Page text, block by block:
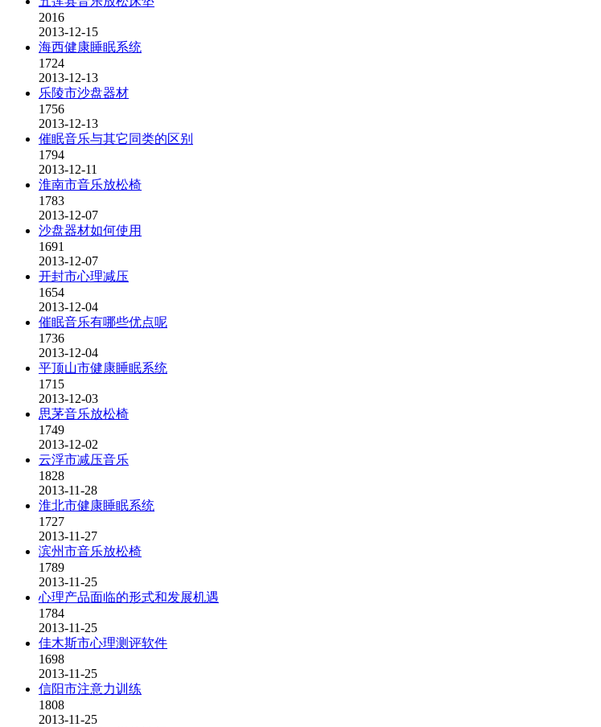
2016
2013-12-15
海西健康睡眠系统
1724
2013-12-13
乐陵市沙盘器材
1756
2013-12-13
催眠音乐与其它同类的区别
1794
2013-12-11
淮南市音乐放松椅
1783
2013-12-07
沙盘器材如何使用
1691
2013-12-07
开封市心理减压
1654
2013-12-04
催眠音乐有哪些优点呢
1736
2013-12-04
平顶山市健康睡眠系统
1715
2013-12-03
思茅音乐放松椅
1749
2013-12-02
云浮市减压音乐
1828
2013-11-28
淮北市健康睡眠系统
1727
2013-11-27
滨州市音乐放松椅
1789
2013-11-25
心理产品面临的形式和发展机遇
1784
2013-11-25
佳木斯市心理测评软件
1698
2013-11-25
信阳市注意力训练
1808
2013-11-25